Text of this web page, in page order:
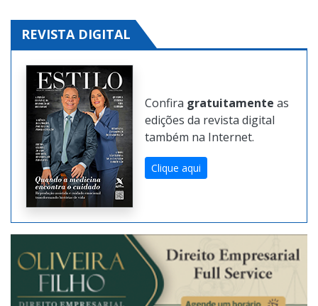
Confira gratuitamente
edições da revista digital
Clique aqui